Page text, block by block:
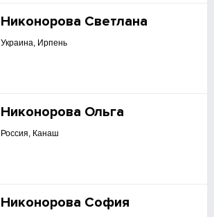
Никонорова Светлана
Украина, Ирпень
Никонорова Ольга
Россия, Канаш
Никонорова София